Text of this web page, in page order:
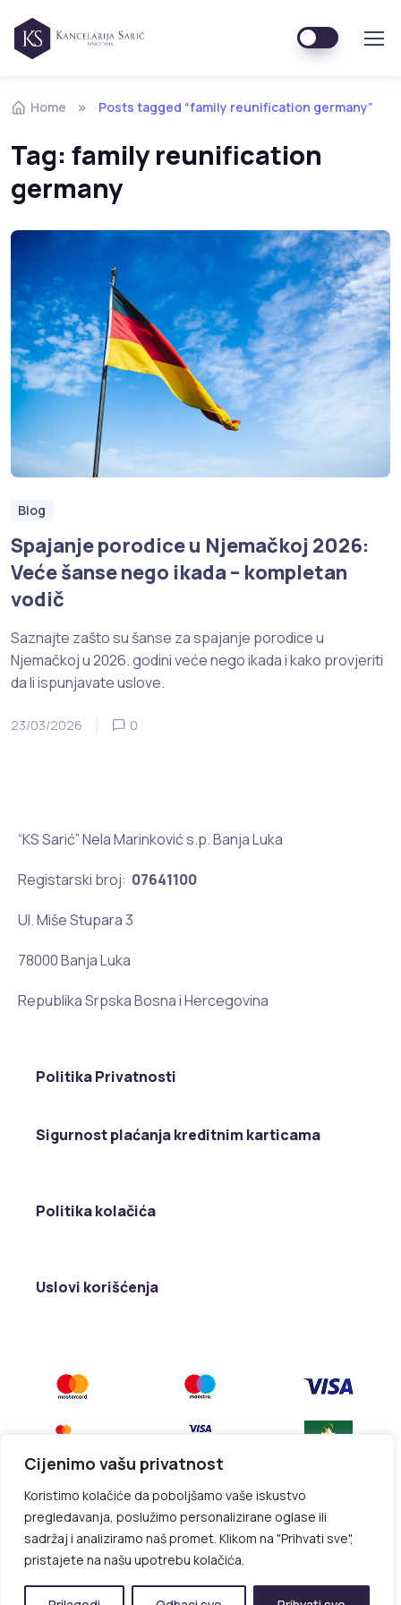
Cijenimo vašu privatnost
Koristimo kolačiće da poboljšamo vaše iskustvo
pregledavanja, poslužimo personalizirane oglase ili
sadržaj i analiziramo naš promet. Klikom na "Prihvati sve",
pristajete na našu upotrebu kolačića.
Home Posts tagged “family reunification germany”
Tag: family reunification
germany
Blog
Spajanje porodice u Njemačkoj 2026:
Veće šanse nego ikada – kompletan
vodič
Saznajte zašto su šanse za spajanje porodice u
Njemačkoj u 2026. godini veće nego ikada i kako provjeriti
da li ispunjavate uslove.
23/03/2026 0
“KS Sarić” Nela Marinković s.p. Banja Luka
Registarski broj: 07641100
Ul. Miše Stupara 3
78000 Banja Luka
Republika Srpska Bosna i Hercegovina
Politika Privatnosti
Sigurnost plaćanja kreditnim karticama
Politika kolačića
Uslovi korišćenja
© All rights reserved Kancelarija Sarić. Designed by
simplestudio